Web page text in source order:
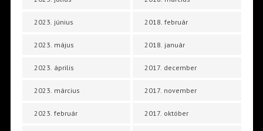
2023. június
2023. május
2023. április
2023. március
2023. február
2018. február
2018. január
2017. december
2017. november
2017. október